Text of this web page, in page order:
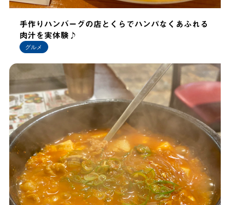
手作りハンバーグの店とくらでハンパなくあふれる
肉汁を実体験♪
グルメ